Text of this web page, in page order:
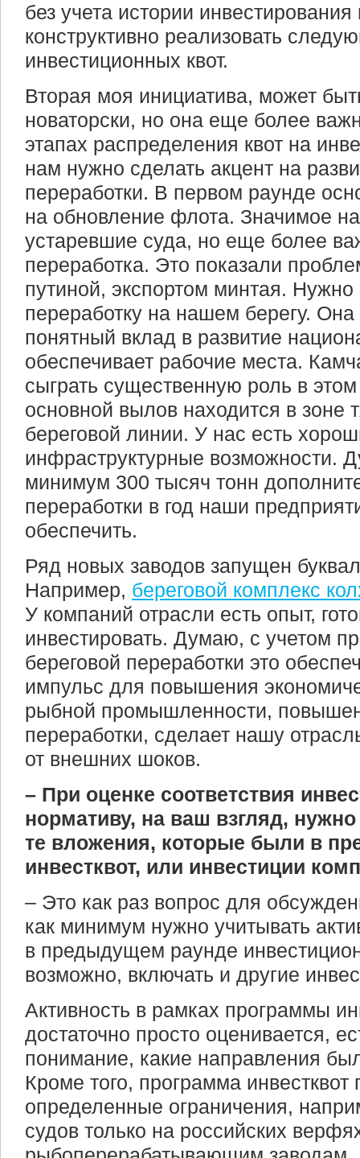
без учета истории
конструктивно реализовать
инвестиционных квот.
Вторая моя инициатива, может
новаторски, но она еще более
этапах распределения квот на
нам нужно сделать акцент на
переработки. В первом раунде
на обновление флота. Значимое
устаревшие суда, но еще более
переработка. Это показали
путиной, экспортом минтая.
переработку на нашем берегу.
понятный вклад в развитие
обеспечивает рабочие места.
сыграть существенную роль в
основной вылов находится в зоне
береговой линии. У нас есть
инфраструктурные возможности.
минимум 300 тысяч тонн
переработки в год наши
обеспечить.
Ряд новых заводов запущен
Например, береговой комплекс
У компаний отрасли есть опыт,
инвестировать. Думаю, с учетом
береговой переработки это
импульс для повышения
рыбной промышленности,
переработки, сделает нашу
от внешних шоков.
– При оценке соответствия
нормативу, на ваш взгляд,
те вложения, которые были в
инвестквот, или инвестиции
– Это как раз вопрос для
как минимум нужно учитывать
в предыдущем раунде
возможно, включать и другие
Активность в рамках программы
достаточно просто оценивается,
понимание, какие направления
Кроме того, программа инвестквот
определенные ограничения,
судов только на российских